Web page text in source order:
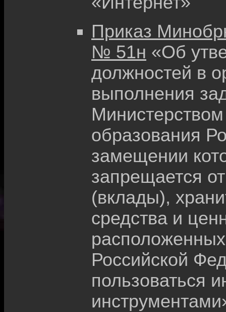
Приказ
№ 51н «Об
должностей в
выполнения
образования
замещении
запрещается
(вклады),
средства и
Российской
пользоваться